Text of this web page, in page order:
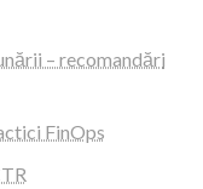
– recomandări
FinOps